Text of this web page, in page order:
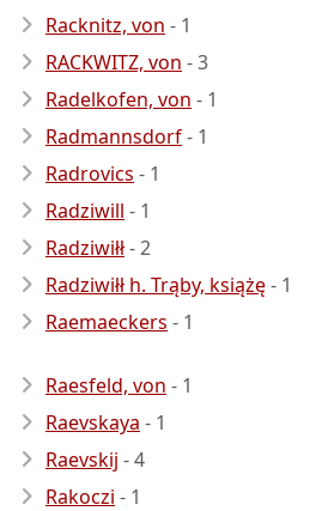
Racknitz, von - 1
RACKWITZ, von - 3
Radelkofen, von - 1
Radmannsdorf- 1
Radrovics - 1
Radziwill - 1
Radziwiłł- 2
Radziwiłł h. Trąby, książę- 1
Raemaeckers - 1
Raesfeld, von - 1
Raevskaya - 1
Raevskij - 4
Rakoczi - 1